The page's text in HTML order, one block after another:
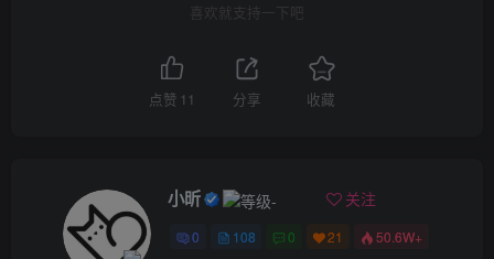
喜欢就支持一下吧
点赞 11 分享 收藏
小昕 关注
0 108 0 21 50.6W+